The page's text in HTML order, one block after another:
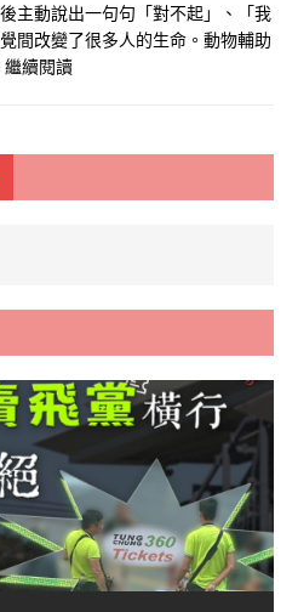
主動說出一句句「對不起」、「我
間改變了很多人的生命。動物輔助
繼續閱讀